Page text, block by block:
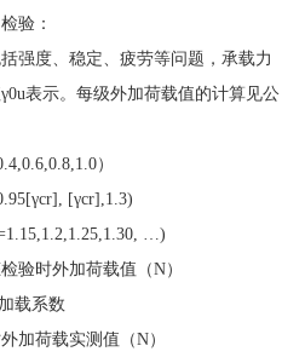
验：
强度、稳定、疲劳等问题，承载力
表示。每级外加荷载值的计算见公
）
[γcr],1.3)
…)
验时外加荷载值（N）
载系数
加荷载实测值（N）